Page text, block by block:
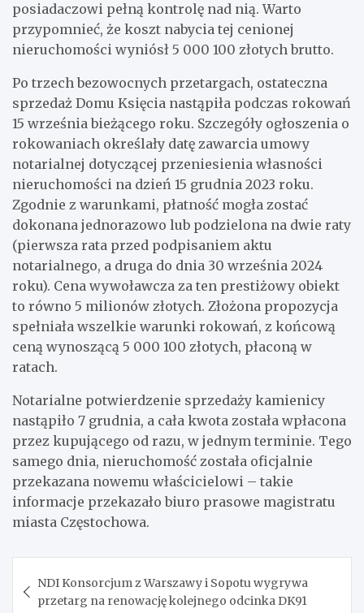
posiadaczowi pełną kontrolę nad nią. Warto
przypomnieć, że koszt nabycia tej cenionej
nieruchomości wyniósł 5 000 100 złotych brutto.
Po trzech bezowocnych przetargach, ostateczna
sprzedaż Domu Księcia nastąpiła podczas rokowań
15 września bieżącego roku. Szczegóły ogłoszenia o
rokowaniach określały datę zawarcia umowy
notarialnej dotyczącej przeniesienia własności
nieruchomości na dzień 15 grudnia 2023 roku.
Zgodnie z warunkami, płatność mogła zostać
dokonana jednorazowo lub podzielona na dwie raty
(pierwsza rata przed podpisaniem aktu
notarialnego, a druga do dnia 30 września 2024
roku). Cena wywoławcza za ten prestiżowy obiekt
to równo 5 milionów złotych. Złożona propozycja
spełniała wszelkie warunki rokowań, z końcową
ceną wynoszącą 5 000 100 złotych, płaconą w
ratach.
Notarialne potwierdzenie sprzedaży kamienicy
nastąpiło 7 grudnia, a cała kwota została wpłacona
przez kupującego od razu, w jednym terminie. Tego
samego dnia, nieruchomość została oficjalnie
przekazana nowemu właścicielowi – takie
informacje przekazało biuro prasowe magistratu
miasta Częstochowa.
wpisu
NDI Konsorcjum z Warszawy i Sopotu wygrywa
przetarg na renowację kolejnego odcinka DK91